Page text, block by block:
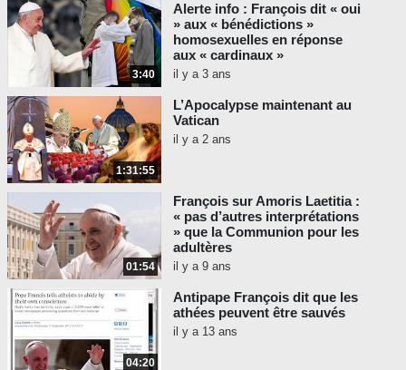
3:40
Alerte info : François dit « oui
» aux « bénédictions »
homosexuelles en réponse
aux « cardinaux »
il y a 3 ans
1:31:55
L’Apocalypse maintenant au
Vatican
il y a 2 ans
01:54
François sur Amoris Laetitia :
« pas d’autres interprétations
» que la Communion pour les
adultères
il y a 9 ans
04:20
Antipape François dit que les
athées peuvent être sauvés
il y a 13 ans